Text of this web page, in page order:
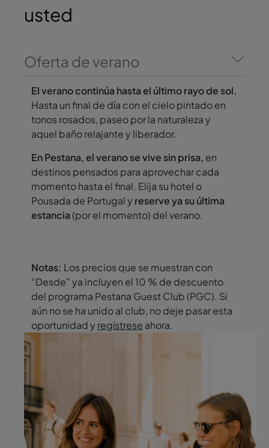
usted
Oferta de verano
El verano continúa hasta el último rayo de sol.
Hasta un final de día con el cielo pintado en
tonos rosados, paseo por la naturaleza y
aquel baño relajante y liberador.
En Pestana, el verano se vive sin prisa, en
destinos pensados para aprovechar cada
momento hasta el final. Elija su hotel o
Pousada de Portugal y reserve ya su última
estancia (por el momento) del verano.
Notas: Los precios que se muestran con
“Desde” ya incluyen el 10 % de descuento
del programa Pestana Guest Club (PGC). Si
aún no se ha unido al club, no deje pasar esta
oportunidad y regístrese ahora.